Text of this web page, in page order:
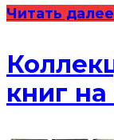
Читать
книг